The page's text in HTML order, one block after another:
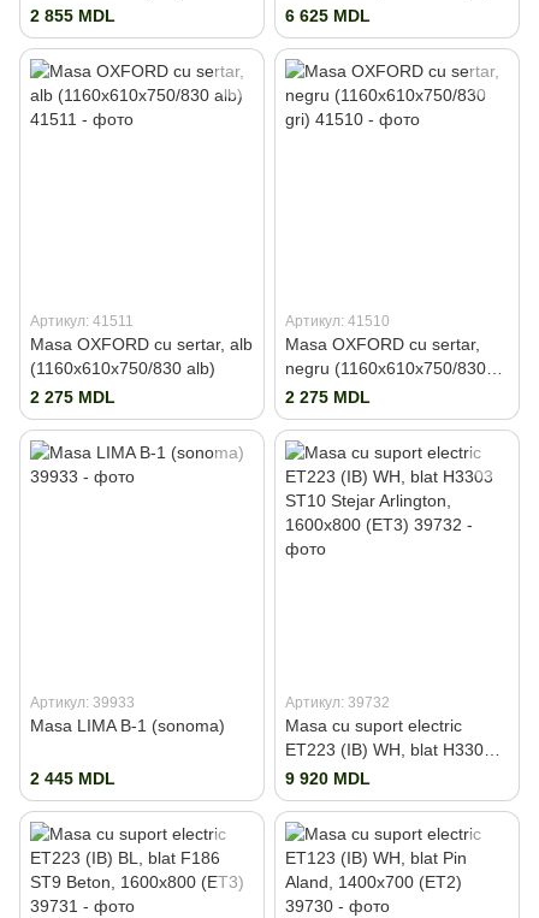
2 855 MDL
1400x700 (ET1)
6 625 MDL
Артикул: 41511
Masa OXFORD cu sertar, alb
(1160x610x750/830 alb)
2 275 MDL
Артикул: 41510
Masa OXFORD cu sertar,
negru (1160x610x750/830
gri)
2 275 MDL
Артикул: 39933
Masa LIMA B-1 (sonoma)
2 445 MDL
Артикул: 39732
Masa cu suport electric
ET223 (IB) WH, blat H3303
ST10 Stejar Arlington,
1600x800 (ET3)
9 920 MDL